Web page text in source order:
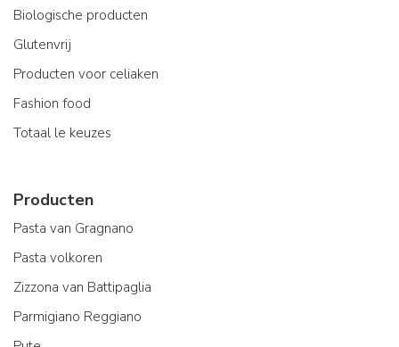
Biologische producten
Glutenvrij
Producten voor celiaken
Fashion food
Totaal le keuzes
Producten
Pasta van Gragnano
Pasta volkoren
Zizzona van Battipaglia
Parmigiano Reggiano